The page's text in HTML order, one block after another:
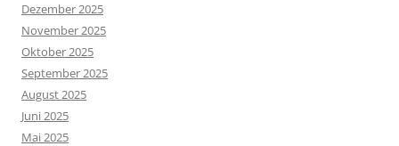
Dezember 2025
November 2025
Oktober 2025
September 2025
August 2025
Juni 2025
Mai 2025